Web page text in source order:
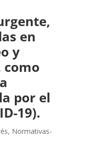
en
y
como
por el
19).
, Normativas-